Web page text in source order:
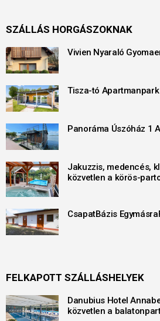
SZÁLLÁS HORGÁSZOKNAK
Vivien Nyaraló
Tisza-tó
Panoráma Úszóház 1
Jakuzzis, medencés,
közvetlen a körös-
CsapatBázis
FELKAPOTT SZÁLLÁSHELYEK
Danubius Hotel
közvetlen a